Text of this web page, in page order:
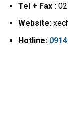
Tel + Fax :
Website:
Hotline: